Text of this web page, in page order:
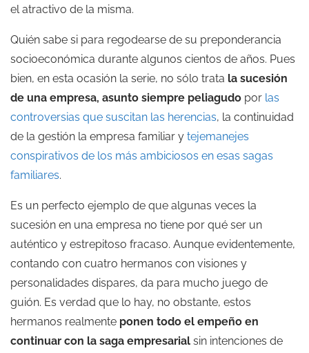
el atractivo de la misma.
Quién sabe si para regodearse de su preponderancia
socioeconómica durante algunos cientos de años. Pues
bien, en esta ocasión la serie, no sólo trata la sucesión
de una empresa, asunto siempre peliagudo por las
controversias que suscitan las herencias, la continuidad
de la gestión la empresa familiar y tejemanejes
conspirativos de los más ambiciosos en esas sagas
familiares.
Es un perfecto ejemplo de que algunas veces la
sucesión en una empresa no tiene por qué ser un
auténtico y estrepitoso fracaso. Aunque evidentemente,
contando con cuatro hermanos con visiones y
personalidades dispares, da para mucho juego de
guión. Es verdad que lo hay, no obstante, estos
hermanos realmente ponen todo el empeño en
continuar con la saga empresarial sin intenciones de